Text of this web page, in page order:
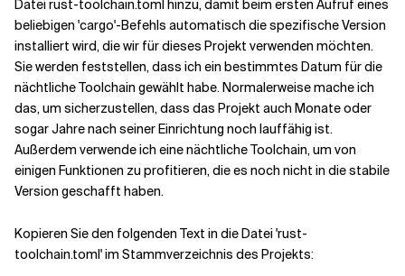
Datei rust-toolchain.toml hinzu, damit beim ersten Aufruf eines
beliebigen 'cargo'-Befehls automatisch die spezifische Version
installiert wird, die wir für dieses Projekt verwenden möchten.
Sie werden feststellen, dass ich ein bestimmtes Datum für die
nächtliche Toolchain gewählt habe. Normalerweise mache ich
das, um sicherzustellen, dass das Projekt auch Monate oder
sogar Jahre nach seiner Einrichtung noch lauffähig ist.
Außerdem verwende ich eine nächtliche Toolchain, um von
einigen Funktionen zu profitieren, die es noch nicht in die stabile
Version geschafft haben.
Kopieren Sie den folgenden Text in die Datei 'rust-
toolchain.toml' im Stammverzeichnis des Projekts: